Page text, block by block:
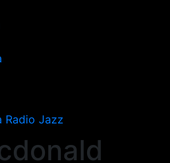
Radio Jazz